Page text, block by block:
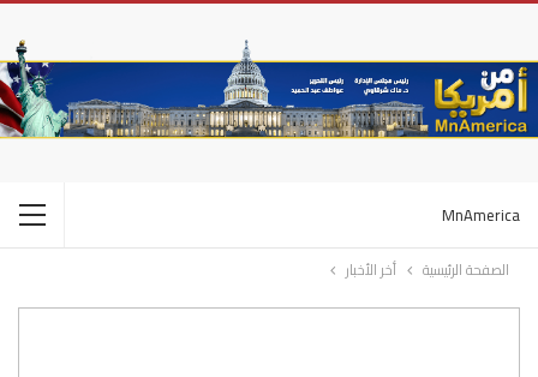
MnAmerica
الصفحة الرئيسية أخر الأخبار